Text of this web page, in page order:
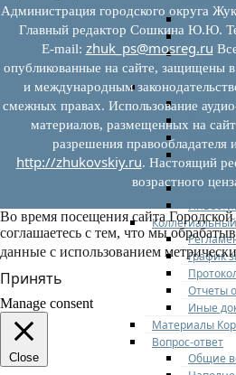
мерам
Имущество
График
Отчеты
Иные
Материалы
Вопрос-ответ
Общие
Администрация городского округа
Главный редактор Сошкина Ю.Ю.
E‑mail: zhuk_ps@mosreg.ru
опубликованные на сайте, защищены
и международным
смежных правах. Использование
материалов, размещенных на
разрешения правообладателя
http://zhukovskiy.ru. Настоящий
возрастного
Во время посещения сайта
соглашаетесь с тем, что мы
данные с использованием
Принять
Manage consent
Close